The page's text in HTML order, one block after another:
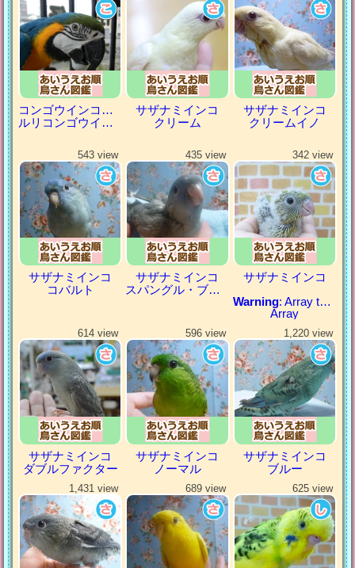
コンゴウインコの仲間
ルリコンゴウインコ
サザナミインコ
クリーム
サザナミインコ
クリームイノ
543 view
サザナミインコ
コバルト
435 view
サザナミインコ
スパングル・ブルー
342 view
サザナミインコ
Warning: Array to string conversion in
Array
614 view
サザナミインコ
ダブルファクター
596 view
サザナミインコ
ノーマル
1,220 view
サザナミインコ
ブルー
1,431 view 689 view 625 view